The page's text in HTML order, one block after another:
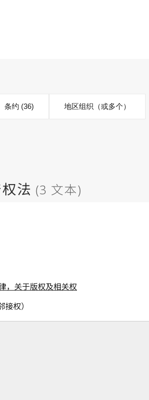
条约 (36) 地区组织（或多个）
，关于版权及相关权
权）